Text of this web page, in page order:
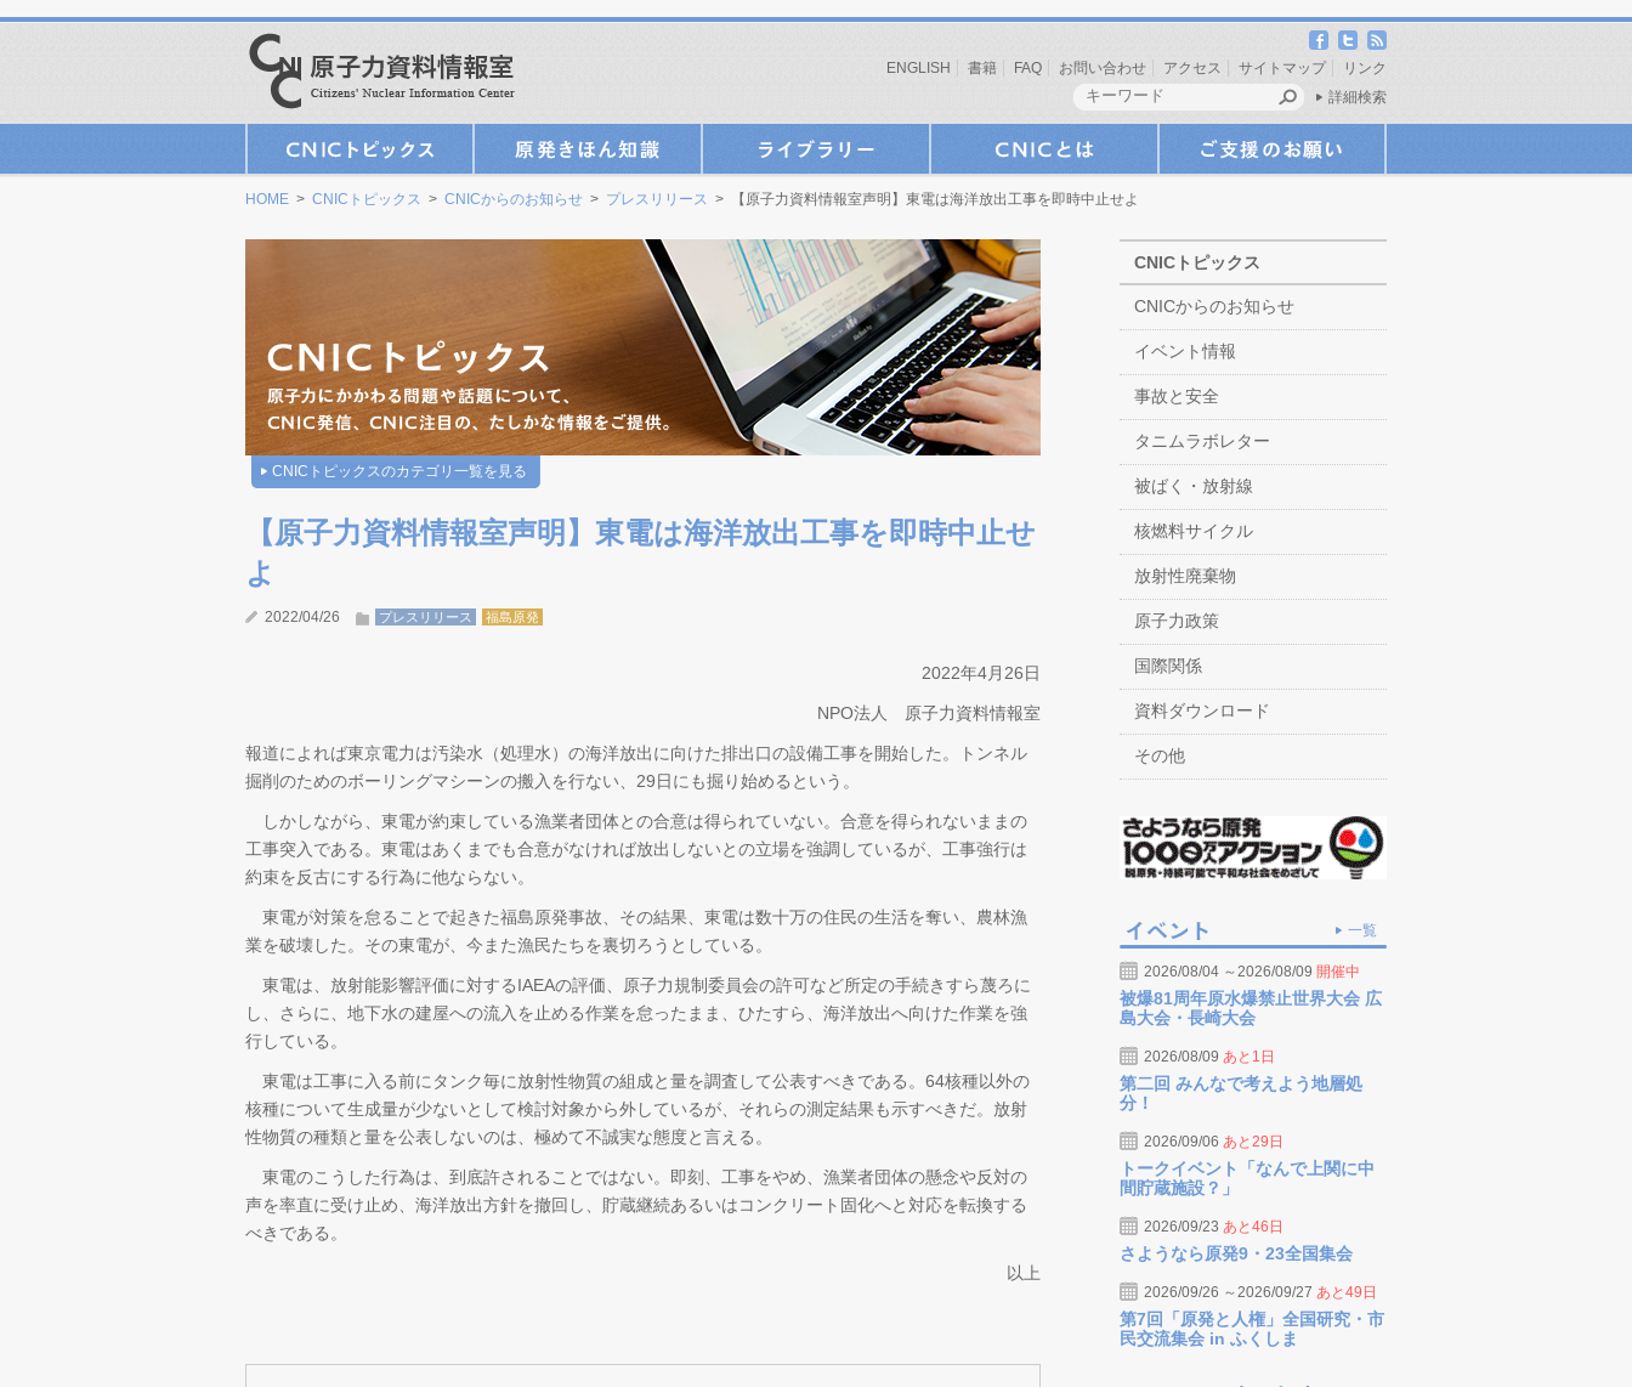
ENGLISH 書籍 FAQ お問い合わせ アクセス サイトマップ
リンク
詳細検索
HOME > CNICトピックス > CNICからのお知らせ > プレスリリース > 【原子力資料情報室声明】東電は海洋放出工事を即時中止せよ
CNICトピックスのカテゴリ一覧を見る
【原子力資料情報室声明】東電は海洋放出工事を即時中止せ
よ
2022/04/26 プレスリリース 福島原発
2022年4月26日
NPO法人 原子力資料情報室
報道によれば東京電力は汚染水（処理水）の海洋放出に向けた排出口の設備工事を開始した。トンネル
掘削のためのボーリングマシーンの搬入を行ない、29日にも掘り始めるという。
しかしながら、東電が約束している漁業者団体との合意は得られていない。合意を得られないままの
工事突入である。東電はあくまでも合意がなければ放出しないとの立場を強調しているが、工事強行は
約束を反古にする行為に他ならない。
東電が対策を怠ることで起きた福島原発事故、その結果、東電は数十万の住民の生活を奪い、農林漁
業を破壊した。その東電が、今また漁民たちを裏切ろうとしている。
東電は、放射能影響評価に対するIAEAの評価、原子力規制委員会の許可など所定の手続きすら蔑ろに
し、さらに、地下水の建屋への流入を止める作業を怠ったまま、ひたすら、海洋放出へ向けた作業を強
行している。
東電は工事に入る前にタンク毎に放射性物質の組成と量を調査して公表すべきである。64核種以外の
核種について生成量が少ないとして検討対象から外しているが、それらの測定結果も示すべきだ。放射
性物質の種類と量を公表しないのは、極めて不誠実な態度と言える。
東電のこうした行為は、到底許されることではない。即刻、工事をやめ、漁業者団体の懸念や反対の
声を率直に受け止め、海洋放出方針を撤回し、貯蔵継続あるいはコンクリート固化へと対応を転換する
べきである。
以上
CNICトピックス
CNICからのお知らせ
イベント情報
事故と安全
タニムラボレター
被ばく・放射線
核燃料サイクル
放射性廃棄物
原子力政策
国際関係
資料ダウンロード
その他
一覧
2026/08/04 ～2026/08/09 開催中
被爆81周年原水爆禁止世界大会 広
島大会・長崎大会
2026/08/09 あと1日
第二回 みんなで考えよう地層処
分！
2026/09/06 あと29日
トークイベント「なんで上関に中
間貯蔵施設？」
2026/09/23 あと46日
さようなら原発9・23全国集会
2026/09/26 ～2026/09/27 あと49日
第7回「原発と人権」全国研究・市
民交流集会 in ふくしま